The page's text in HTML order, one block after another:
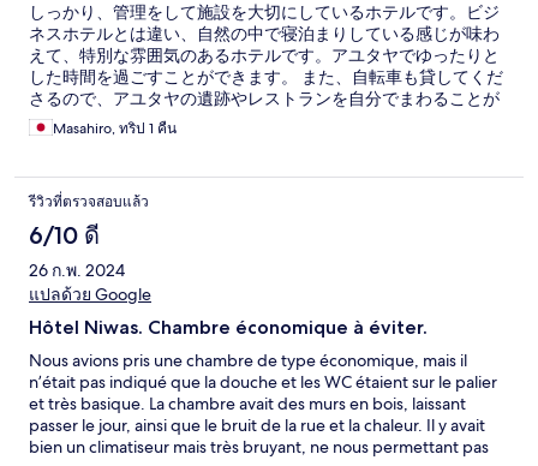
しっかり、管理をして施設を大切にしているホテルです。ビジ
ネスホテルとは違い、自然の中で寝泊まりしている感じが味わ
えて、特別な雰囲気のあるホテルです。アユタヤでゆったりと
した時間を過ごすことができます。 また、自転車も貸してくだ
さるので、アユタヤの遺跡やレストランを自分でまわることが
できます。 高級さを求めるならおすすめはしませんが個人的に
はよかったです。ホテルの方も親切でした。
Masahiro, ทริป 1 คืน
รีวิวที่ตรวจสอบแล้ว
6/10 ดี
26 ก.พ. 2024
แปลด้วย Google
Hôtel Niwas. Chambre économique à éviter.
Nous avions pris une chambre de type économique, mais il
n’était pas indiqué que la douche et les WC étaient sur le palier
et très basique. La chambre avait des murs en bois, laissant
passer le jour, ainsi que le bruit de la rue et la chaleur. Il y avait
bien un climatiseur mais très bruyant, ne nous permettant pas